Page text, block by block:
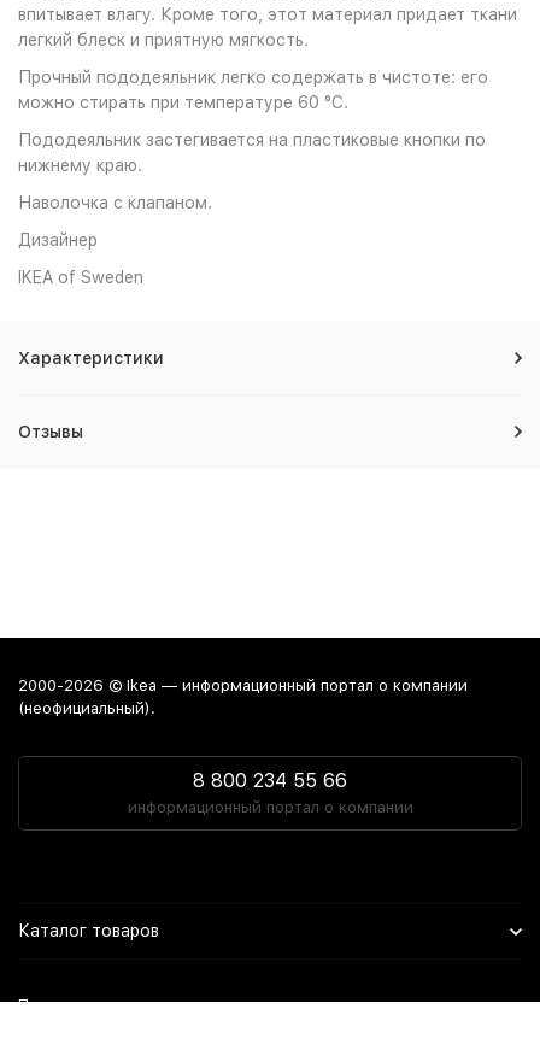
впитывает влагу. Кроме того, этот материал придает ткани
легкий блеск и приятную мягкость.
Прочный пододеяльник легко содержать в чистоте: его
можно стирать при температуре 60 °C.
Пододеяльник застегивается на пластиковые кнопки по
нижнему краю.
Наволочка с клапаном.
Дизайнер
IKEA of Sweden
Характеристики
Отзывы
2000-2026 © Ikea — информационный портал о компании
(неофициальный).
8 800 234 55 66
информационный портал о компании
Каталог товаров
Политика персональных данных